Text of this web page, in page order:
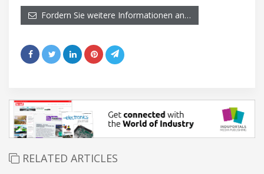
Fordern Sie weitere Informationen an…
RELATED ARTICLES